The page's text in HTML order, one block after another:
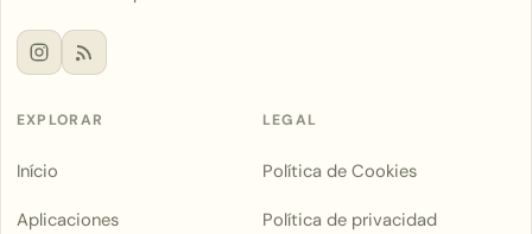
EXPLORAR
Início
Aplicaciones
LEGAL
Política de Cookies
Política de privacidad